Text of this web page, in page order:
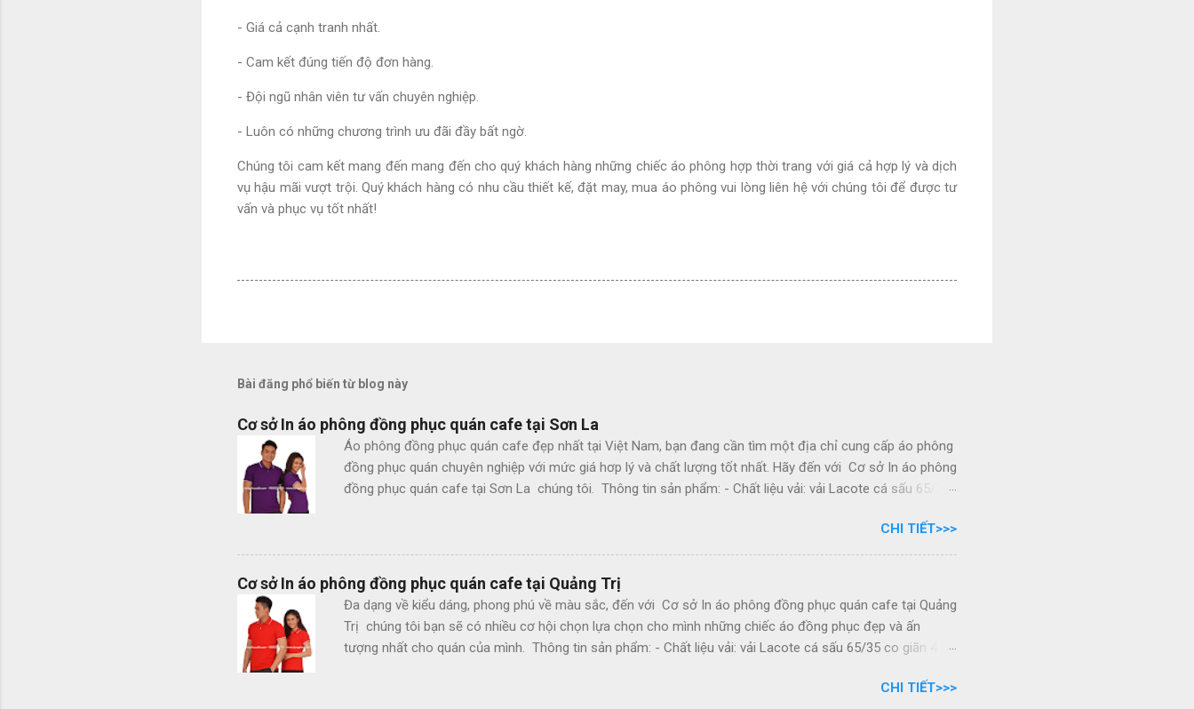
- Giá cả cạnh tranh nhất.
- Cam kết đúng tiến độ đơn hàng.
- Đội ngũ nhân viên tư vấn chuyên nghiệp.
- Luôn có những chương trình ưu đãi đầy bất ngờ.
Chúng tôi cam kết mang đến mang đến cho quý khách hàng những chiếc áo phông hợp thời trang với giá cả hợp lý và dịch
vụ hậu mãi vượt trội. Quý khách hàng có nhu cầu thiết kế, đặt may, mua áo phông vui lòng liên hệ với chúng tôi để được tư
vấn và phục vụ tốt nhất!
Bài đăng phổ biến từ blog này
Cơ sở In áo phông đồng phục quán cafe tại Sơn La
Áo phông đồng phục quán cafe đẹp nhất tại Việt Nam, bạn đang cần tìm một địa chỉ cung cấp áo phông
đồng phục quán chuyên nghiệp với mức giá hơp lý và chất lượng tốt nhất. Hãy đến với Cơ sở In áo phông
đồng phục quán cafe tại Sơn La chúng tôi. Thông tin sản phẩm: - Chất liệu vải: vải Lacote cá sấu 65/35
Theo mẫu - Hình thức cắt may: may đo, theo size - Dáng rộng vừa, có nhiều size lựa chọn - In sắc nét,
không phai màu - Cắt hàng kỹ, may đẹp, bền chắc Cơ sở In áo phông đồng phục quán cafe tại Sơn La
Ngoài các loại áo phông đồng phục quán cafe chúng tôi còn cung cấp thêm các sản phẩm đồng phục: -
Mũ bếp - Mũ lưỡi trai - Tạp dề - Khăn bàn Cơ sở In áo phông đồng phục quán cafe tại Sơn La Áo phông
của chúng tôi khẳng định: - Luôn đi đầu về chất lượng. - Giá cả cạnh tranh nhất. - Cam kết đúng tiến độ
đơn hàng. - Đội ngũ nhân viên tư vấn chuyên nghiệp. - Luôn có nhữ...
CHI TIẾT>>>
Cơ sở In áo phông đồng phục quán cafe tại Quảng Trị
Đa dạng về kiểu dáng, phong phú về màu sắc, đến với Cơ sở In áo phông đồng phục quán cafe tại Quảng
Trị chúng tôi bạn sẽ có nhiều cơ hội chọn lựa chọn cho mình những chiếc áo đồng phục đẹp và ấn
tượng nhất cho quán của mình. Thông tin sản phẩm: - Chất liệu vải: vải Lacote cá sấu 65/35 co giãn 4
- Hình thức cắt may: may đo, theo size - Dáng rộng vừa, có nhiều size lựa chọn - In sắc nét, không phai
CHI TIẾT>>>